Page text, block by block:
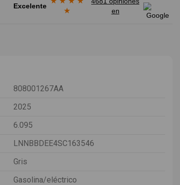
Excelente
★
en
808001267AA
2025
6.095
LNNBBDEE4SC163546
Gris
Gasolina/eléctrico